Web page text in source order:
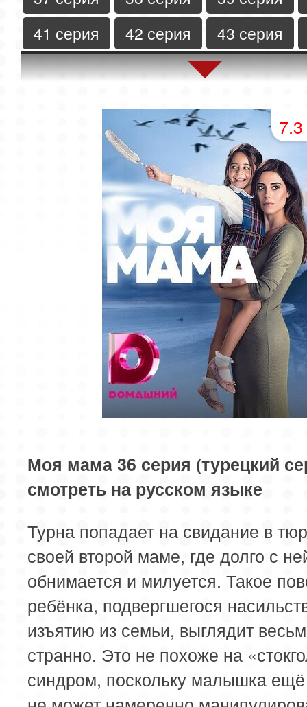
41 серия
42 серия
43 серия
45 серия
46 серия
47 серия
50 серия
51 серия
54 серия
55 серия
58 серия
59 серия
62 серия
63 серия
66 серия
67 серия
70 серия
71 серия
74 серия
75 серия
78 серия
79 серия
82 серия
83 серия
7.3
Моя мама 36 серия (турецкий
смотреть на русском языке
Турна попадает на свидание в
своей второй маме, где долго с
обнимается и милуется. Такое
ребёнка, подвергшегося
изъятию из семьи, выглядит
странно. Это не похоже на
синдром, поскольку малышка